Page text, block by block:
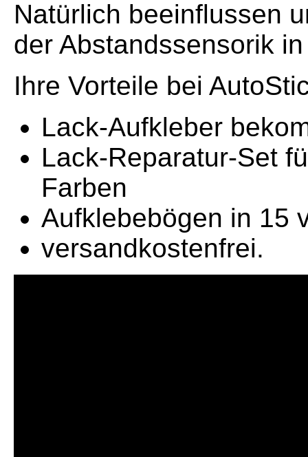
Natürlich beeinflussen
der Abstandssensorik
Ihre Vorteile bei
Lack-Aufkleber
Lack-Reparatur-Set
Farben
Aufklebebögen in 15
versandkostenfrei.